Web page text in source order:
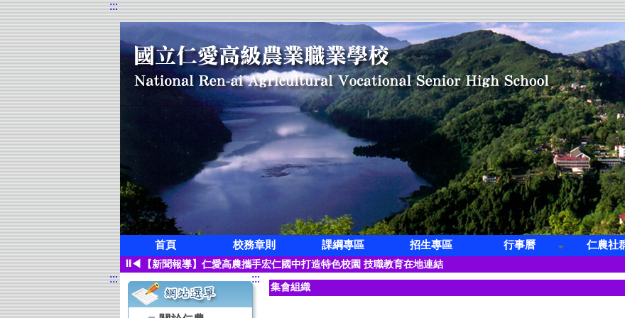
:::
首頁 校務章則 課綱專區 招生專區 行事曆 仁農社
⏸◀
狂賀!本校觀光科應屆畢業生凌紫璇榮獲第三屆全國創意茶飲調製競賽學生組冠軍
【新聞報導】仁愛高農攜手宏仁國中打造特色校園 技職教育在地連結
【115學年度升學榜單】恭喜 空間測繪科 林寓桀【繁星】錄取 國立臺灣科技大學 營建工程系
【115學年度升學榜單】恭喜 觀光事業科 凌紫璇【繁星】錄取 國立高雄餐旅大學 旅運管理系
【115學年度升學榜單】恭喜 園藝科 蔡子怡【繁星】錄取 國立屏東科技大學 熱帶農業暨國際合作系
:::
:::
集會組織